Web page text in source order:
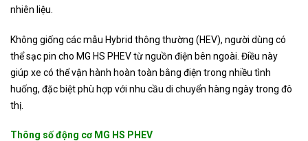
nhiên liệu.
Không giống các mẫu Hybrid thông thường (HEV), người dùng có
thể sạc pin cho MG HS PHEV từ nguồn điện bên ngoài. Điều này
giúp xe có thể vận hành hoàn toàn bằng điện trong nhiều tình
huống, đặc biệt phù hợp với nhu cầu di chuyển hàng ngày trong đô
thị.
Thông số động cơ MG HS PHEV